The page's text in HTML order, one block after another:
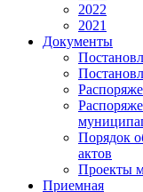
2022
2021
Документы
Порядок
актов
Проекты
Приемная